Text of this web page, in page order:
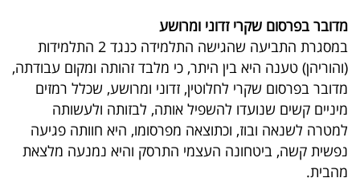
דרושים
ניוזלטרים
מייל
אדום
מדובר בפרסום שקרי זדוני ומרושע
במסגרת התביעה שהגישה התלמידה כנגד 2 התלמידות
(והוריהן) טענה היא בין היתר, כי מלבד זהותה ומקום עבודתה,
מדובר בפרסום שקרי לחלוטין, זדוני ומרושע, שכלל רמזים
מיניים קשים שנועדו להשפיל אותה, לבזותה ולעשותה
למטרה לשנאה ובוז, וכתוצאה מפרסומו, היא חוותה פגיעה
נפשית קשה, ביטחונה העצמי התרסק והיא נמנעה מלצאת
מהבית.